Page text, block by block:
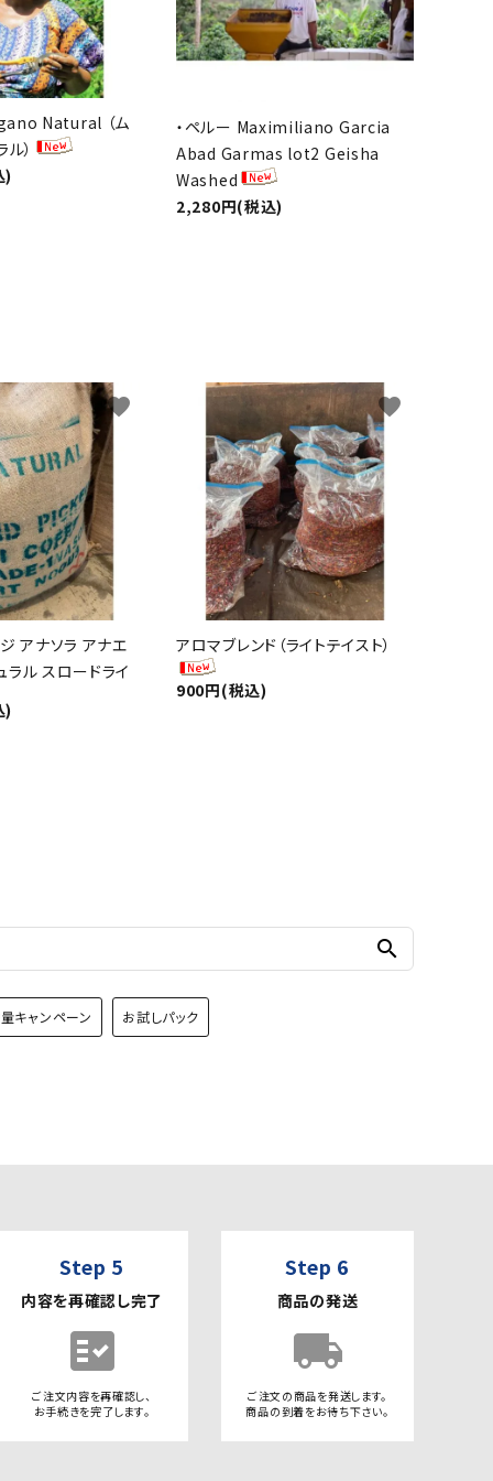
Natural （ム
）
)
・ペルー Maximiliano Garcia
Abad Garmas lot2 Geisha
Washed
2,280円(税込)
アナソラ アナエ
ラル スロードライ
)
favorite
アロマブレンド（ライトテイスト）
900円(税込)
favorite
search
キャンペーン お試しパック
Step 5
内容を再確認し完了
fact_check
ご注文内容を再確認し、
お手続きを完了します。
Step 6
商品の発送
local_shipping
ご注文の商品を発送します。
商品の到着をお待ち下さい。